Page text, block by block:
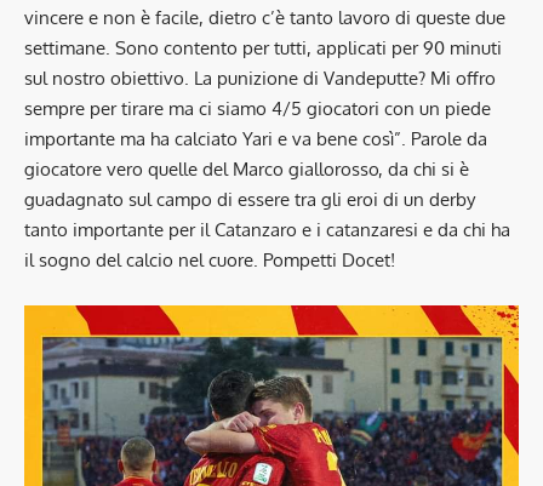
vincere e non è facile, dietro c’è tanto lavoro di queste due
settimane. Sono contento per tutti, applicati per 90 minuti
sul nostro obiettivo. La punizione di Vandeputte? Mi offro
sempre per tirare ma ci siamo 4/5 giocatori con un piede
importante ma ha calciato Yari e va bene così”. Parole da
giocatore vero quelle del Marco giallorosso, da chi si è
guadagnato sul campo di essere tra gli eroi di un derby
tanto importante per il Catanzaro e i catanzaresi e da chi ha
il sogno del calcio nel cuore. Pompetti Docet!